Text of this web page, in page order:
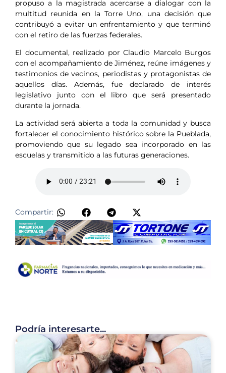
propuso a la magistrada acercarse a dialogar con la
multitud reunida en la Torre Uno, una decisión que
contribuyó a evitar un enfrentamiento y que terminó
con el retiro de las fuerzas federales.
El documental, realizado por Claudio Marcelo Burgos
con el acompañamiento de Jiménez, reúne imágenes y
testimonios de vecinos, periodistas y protagonistas de
aquellos días. Además, fue declarado de interés
legislativo junto con el libro que será presentado
durante la jornada.
La actividad será abierta a toda la comunidad y busca
fortalecer el conocimiento histórico sobre la Pueblada,
promoviendo que su legado sea incorporado en las
escuelas y transmitido a las futuras generaciones.
Compartir:
Podría interesarte...